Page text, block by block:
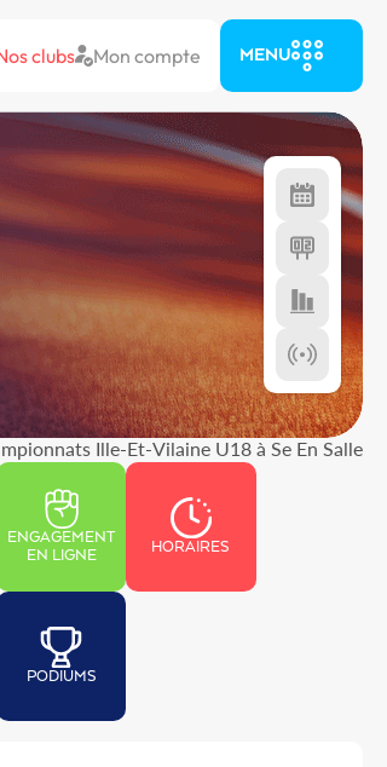
clubs Mon compte MENU
Ille-Et-Vilaine U18 à Se En Salle
ENGAGEMENT
EN LIGNE
HORAIRES
PODIUMS